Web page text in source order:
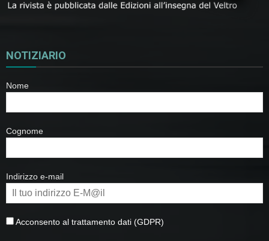
NOTIZIARIO
Nome
Cognome
Indirizzo e-mail
Acconsento al trattamento dati (GDPR)